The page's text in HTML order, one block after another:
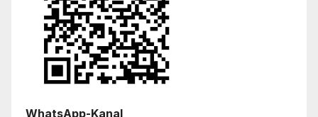
WhatsApp-Kanal